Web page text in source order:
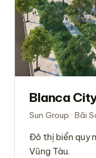
Blanca
Sun Group · Bãi
Đô thị biển quy
Vũng Tàu.